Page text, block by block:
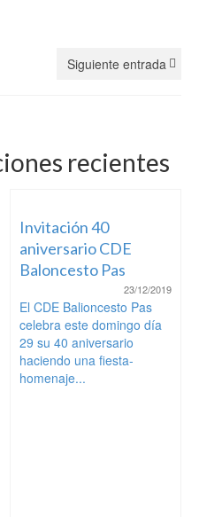
Siguiente entrada
recientes
Invitación 40
aniversario CDE
Baloncesto Pas
23/12/2019
El CDE Balioncesto Pas
celebra este domingo día
29 su 40 aniversario
haciendo una fiesta-
homenaje...